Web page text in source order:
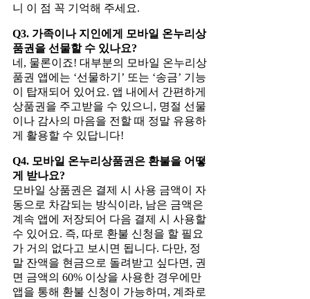
니 이 점 꼭 기억해 주세요.
Q3. 가족이나 지인에게 모바일 온누리상
품권을 선물할 수 있나요?
네, 물론이죠! 대부분의 모바일 온누리상
품권 앱에는 ‘선물하기’ 또는 ‘송금’ 기능
이 탑재되어 있어요. 앱 내에서 간편하게
상품권을 주고받을 수 있으니, 명절 선물
이나 감사의 마음을 전할 때 정말 유용하
게 활용할 수 있답니다!
Q4. 모바일 온누리상품권은 환불을 어떻
게 받나요?
모바일 상품권은 결제 시 사용 금액이 자
동으로 차감되는 방식이라, 남은 금액은
계속 앱에 저장되어 다음 결제 시 사용할
수 있어요. 즉, 따로 환불 신청을 할 필요
가 거의 없다고 보시면 됩니다. 다만, 정
말 잔액을 현금으로 돌려받고 싶다면, 권
면 금액의 60% 이상을 사용한 경우에만
앱을 통해 환불 신청이 가능하며, 계좌로